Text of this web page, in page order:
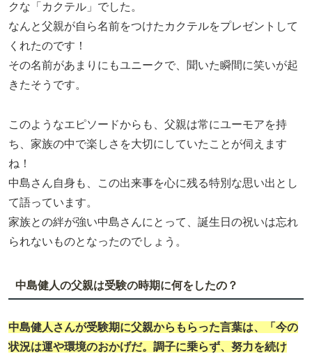
クな「カクテル」でした。
なんと父親が自ら名前をつけたカクテルをプレゼントして
くれたのです！
その名前があまりにもユニークで、聞いた瞬間に笑いが起
きたそうです。
このようなエピソードからも、父親は常にユーモアを持
ち、家族の中で楽しさを大切にしていたことが伺えます
ね！
中島さん自身も、この出来事を心に残る特別な思い出とし
て語っています。
家族との絆が強い中島さんにとって、誕生日の祝いは忘れ
られないものとなったのでしょう。
中島健人の父親は受験の時期に何をしたの？
中島健人 さんが受験期に父親からもらった言葉は、「今の
状況は運や環境のおかげだ。調子に乗らず、努力を続け